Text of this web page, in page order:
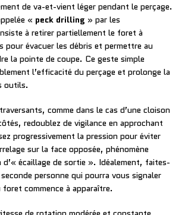
de va-et-vient léger pendant le perçage.
« peck drilling » par les
à retirer partiellement le foret à
pour évacuer les débris et permettre au
la pointe de coupe. Ce geste simple
l’efficacité du perçage et prolonge la
outils.
comme dans le cas d’une cloison
redoublez de vigilance en approchant
progressivement la pression pour éviter
sur la face opposée, phénomène
d’« écaillage de sortie ». Idéalement, faites-
personne qui pourra vous signaler
commence à apparaître.